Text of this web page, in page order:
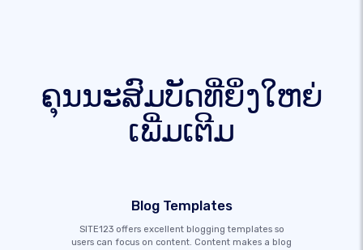
ຄຸນນະສົມບັດທີ່ຍິ່ງໃຫຍ່
ເພີ່ມເຕີມ
Blog Templates
SITE123 offers excellent blogging templates so
users can focus on content. Content makes a blog